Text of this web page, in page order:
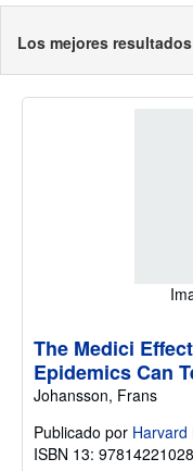
Los mejores
The Medici
Epidemics Can
Johansson, Frans
Publicado por Harvard
ISBN 13: